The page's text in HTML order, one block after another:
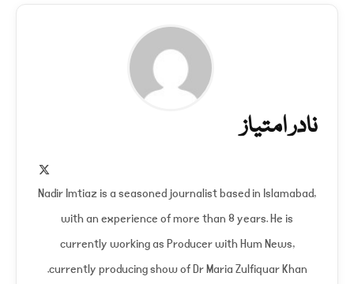
نادر امتیاز
Nadir Imtiaz is a seasoned journalist based in Islamabad,
with an experience of more than 8 years. He is
currently working as Producer with Hum News,
currently producing show of Dr Maria Zulfiquar Khan.